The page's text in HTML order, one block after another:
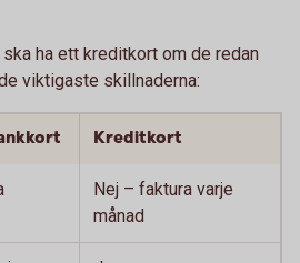
ha ett kreditkort om de redan
viktigaste skillnaderna:
Kreditkort
Nej – faktura varje
månad